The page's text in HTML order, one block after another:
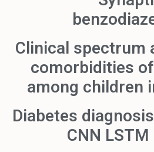
Clinical spectrum
comorbidities
among children
Diabetes
CNN